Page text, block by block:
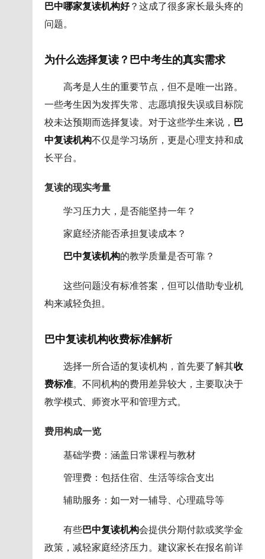
巴中哪家复读机构好？这成了很多家长最头疼的
问题。
为什么选择复读？巴中考生的真实需求
高考是人生的重要节点，但不是唯一出路。
一些考生因为发挥失常、志愿填报失误或目标院
校未达预期而选择复读。对于这些学生来说， 巴
中复读机构不仅是学习场所，更是心理支持和成
长平台。
复读的现实考量
学习压力大，是否能坚持一年？
家庭经济能否承担复读成本？
巴中复读机构的教学质量是否可靠？
这些问题没有标准答案，但可以借助专业机
构来减轻负担。
巴中复读机构收费标准解析
选择一所合适的复读机构，首先要了解其收
费标准。不同机构的费用差异较大，主要取决于
教学模式、师资水平和管理方式。
费用构成一览
基础学费：涵盖日常课程与教材
管理费：包括住宿、生活等综合支出
辅助服务：如一对一辅导、心理疏导等
有些巴中复读机构会提供分期付款或奖学金
政策，减轻家庭经济压力。建议家长在报名前详